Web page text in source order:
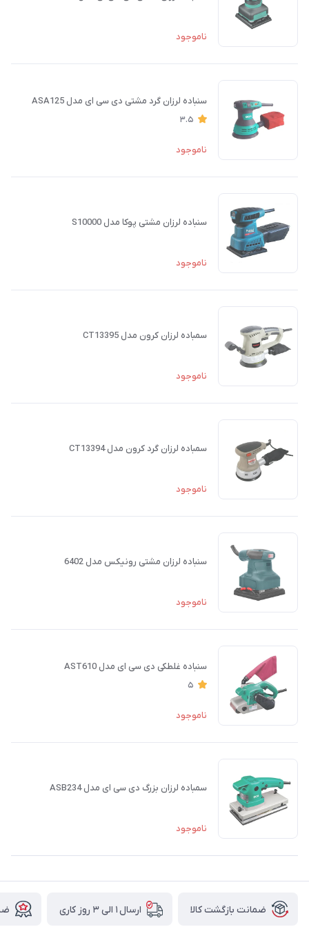
ناموجود
سنباده لرزان گرد مشتی دی سی ای مدل ASA125
3.5
ناموجود
سنباده لرزان مشتی پوکا مدل S10000
ناموجود
سمباده لرزان کرون مدل CT13395
ناموجود
سمباده لرزان گرد کرون مدل CT13394
ناموجود
سنباده لرزان مشتی رونیکس مدل 6402
ناموجود
سنباده غلطکی دی سی ای مدل AST610
5
ناموجود
سمباده لرزان بزرگ دی سی ای مدل ASB234
ناموجود
ضمانت بازگشت کالا ارسال ۱ الی ۳ روز کاری